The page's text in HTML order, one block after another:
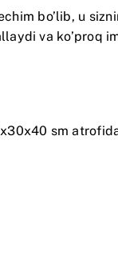
bo’lib, u
va ko’proq
sm